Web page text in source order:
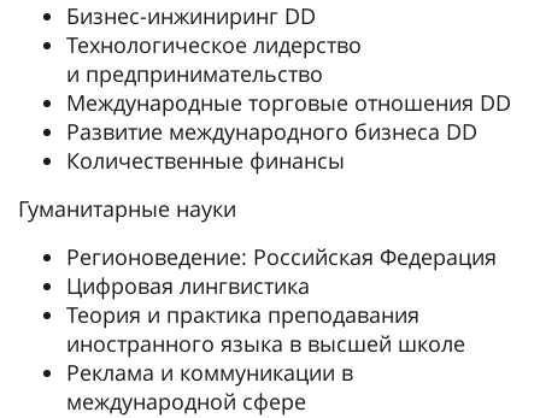
Бизнес-инжиниринг DD
Технологическое лидерство
и предпринимательство
Международные торговые отношения DD
Развитие международного бизнеса DD
Количественные финансы
Гуманитарные науки
Регионоведение: Российская Федерация
Цифровая лингвистика
Теория и практика преподавания
иностранного языка в высшей школе
Реклама и коммуникации в
международной сфере